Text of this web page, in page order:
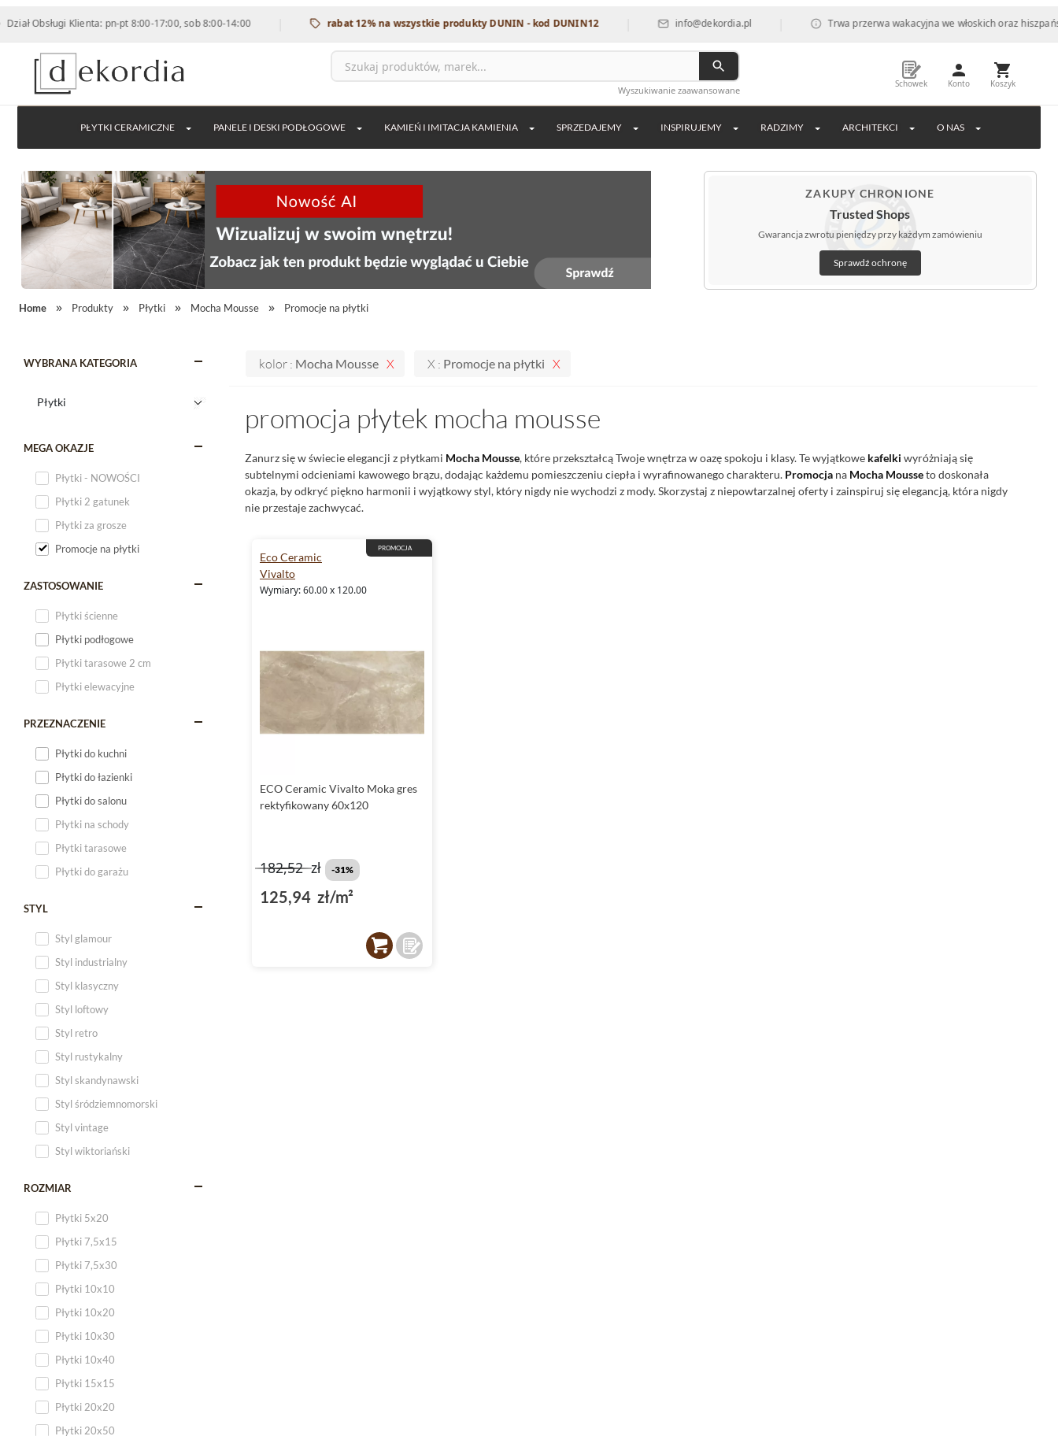
Klienta: pn-pt 8:00-17:00, sob 8:00-14:00 | rabat 12% na wszystkie produkty DUNIN - kod DUNIN12 | info@dekordia.pl | Trwa przerwa wakacyjna we włoskich oraz hiszpańskich
Wyszukiwanie zaawansowane
Schowek Konto Koszyk
PŁYTKI CERAMICZNE PANELE I DESKI PODŁOGOWE KAMIEŃ I IMITACJA KAMIENIA SPRZEDAJEMY INSPIRUJEMY RADZIMY ARCHITEKCI O NAS
ZAKUPY CHRONIONE
Trusted Shops
Gwarancja zwrotu pieniędzy przy każdym zamówieniu
Sprawdź ochronę
Home Produkty Płytki Mocha Mousse Promocje na płytki
WYBRANA KATEGORIA
MEGA OKAZJE
Płytki - NOWOŚCI
Płytki 2 gatunek
Płytki za grosze
Promocje na płytki
ZASTOSOWANIE
Płytki ścienne
Płytki podłogowe
Płytki tarasowe 2 cm
Płytki elewacyjne
PRZEZNACZENIE
Płytki do kuchni
Płytki do łazienki
Płytki do salonu
Płytki na schody
Płytki tarasowe
Płytki do garażu
STYL
Styl glamour
Styl industrialny
Styl klasyczny
Styl loftowy
Styl retro
Styl rustykalny
Styl skandynawski
Styl śródziemnomorski
Styl vintage
Styl wiktoriański
ROZMIAR
Płytki 5x20
Płytki 7,5x15
Płytki 7,5x30
Płytki 10x10
Płytki 10x20
Płytki 10x30
Płytki 10x40
Płytki 15x15
Płytki 20x20
Płytki 20x50
kolor : Mocha Mousse X : Promocje na płytki
promocja płytek mocha mousse
Zanurz się w świecie elegancji z płytkami Mocha Mousse, które przekształcą Twoje wnętrza w oazę spokoju i klasy. Te wyjątkowe kafelki wyróżniają się
subtelnymi odcieniami kawowego brązu, dodając każdemu pomieszczeniu ciepła i wyrafinowanego charakteru. Promocja na Mocha Mousseto doskonała
okazja, by odkryć piękno harmonii i wyjątkowy styl, który nigdy nie wychodzi z mody. Skorzystaj z niepowtarzalnej oferty i zainspiruj się elegancją, która nigdy
nie przestaje zachwycać.
PROMOCJA
Eco Ceramic
Vivalto
Wymiary: 60.00 x 120.00
ECO Ceramic Vivalto Moka gres
rektyfikowany 60x120
182,52zł -31%
125,94 zł/m²